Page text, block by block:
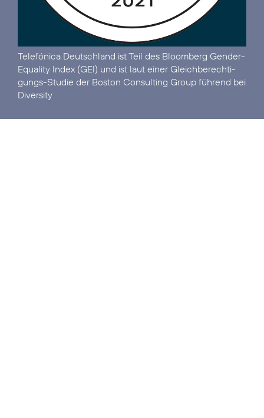
Telefónica Deutschland istTeil des Bloomberg Gender-
Equality Index (GEI) und ist laut einer Gleich­berechti­
gungs-Studie der Boston Consulting Group führend bei
Diversity